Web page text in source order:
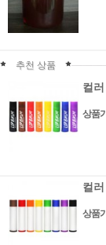
추천 상품
컬
상품
컬
상품